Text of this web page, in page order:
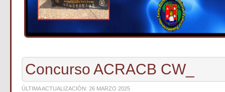
Concurso ACRACB CW_
ÚLTIMA ACTUALIZACIÓN: 26 MARZO 2025